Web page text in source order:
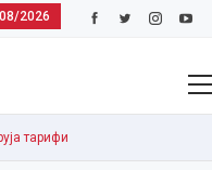
2026
тарифи